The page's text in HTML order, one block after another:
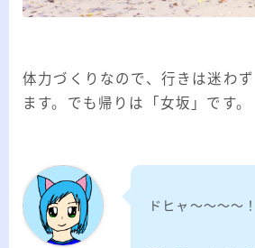
体力づくりなので、行きは迷わ
ます。でも帰りは「女坂」です。
ドヒャ～～～～！